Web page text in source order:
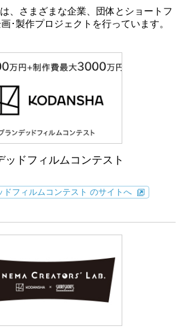
、さまざまな企業、団体とショートフ
･製作プロジェクトを行っています。
ッドフィルムコンテスト
ドフィルムコンテスト のサイトへ